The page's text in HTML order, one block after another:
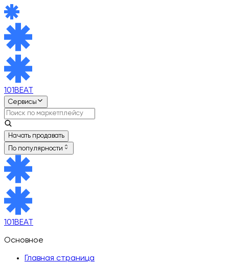
101BEAT
Сервисы
Начать продавать
По популярности
101BEAT
Основное
Главная страница